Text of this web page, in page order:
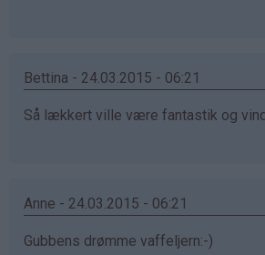
Bettina - 24.03.2015 - 06:21
Så lækkert ville være fantastik og
Anne - 24.03.2015 - 06:21
Gubbens drømme vaffeljern:-)